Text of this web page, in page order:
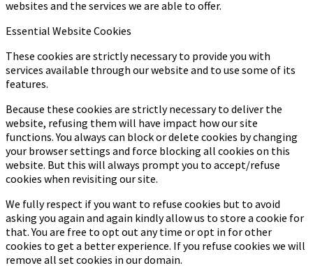
websites and the services we are able to offer.
Essential Website Cookies
These cookies are strictly necessary to provide you with
services available through our website and to use some of its
features.
Because these cookies are strictly necessary to deliver the
website, refusing them will have impact how our site
functions. You always can block or delete cookies by changing
your browser settings and force blocking all cookies on this
website. But this will always prompt you to accept/refuse
cookies when revisiting our site.
We fully respect if you want to refuse cookies but to avoid
asking you again and again kindly allow us to store a cookie for
that. You are free to opt out any time or opt in for other
cookies to get a better experience. If you refuse cookies we will
remove all set cookies in our domain.